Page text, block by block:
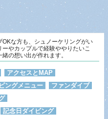
な方も、シュノーケリングがい
やカップルで経験ややりたいこ
の想い出が作れます。
アクセスとMAP
ングメニュー
ファンダイブ
記念日ダイビング